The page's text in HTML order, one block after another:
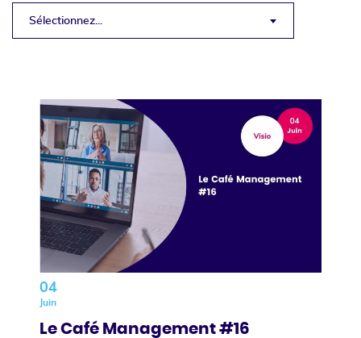
Sélectionnez...
04
Juin
Le Café Management #16